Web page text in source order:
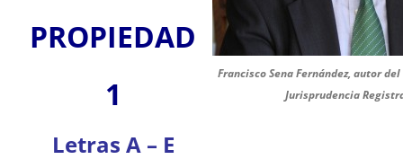
PROPIEDAD
1
Letras A – E
Francisco Sena Fernández, autor
Jurisprudencia